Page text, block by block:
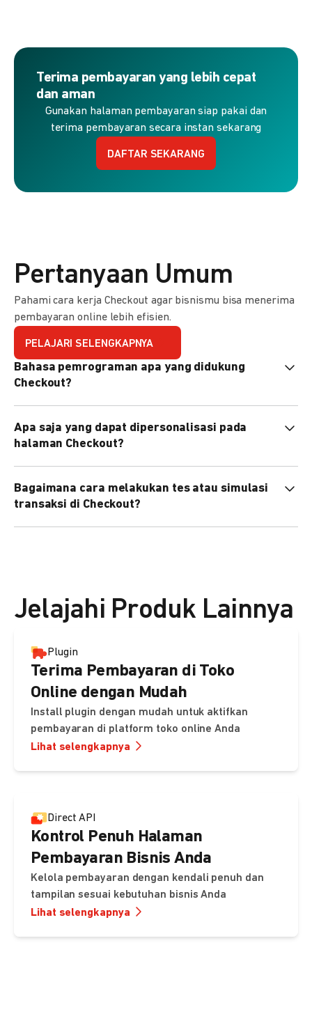
Terima pembayaran yang lebih cepat
dan aman
Gunakan halaman pembayaran siap pakai dan
terima pembayaran secara instan sekarang
DAFTAR SEKARANG
Pertanyaan Umum
Pahami cara kerja Checkout agar bisnismu bisa menerima
pembayaran online lebih efisien.
PELAJARI SELENGKAPNYA
Bahasa pemrograman apa yang didukung
Checkout?
PHP, Node.js, Go, dll).
Apa saja yang dapat dipersonalisasi pada
halaman Checkout?
preferensi bahasa, dan urutan metode pembayaran sesuai
kebutuhan brand Anda.
Bagaimana cara melakukan tes atau simulasi
transaksi di Checkout?
Jelajahi Produk Lainnya
Plugin
Terima Pembayaran di Toko
Online dengan Mudah
Install plugin dengan mudah untuk aktifkan
pembayaran di platform toko online Anda
Lihat selengkapnya
Direct API
Kontrol Penuh Halaman
Pembayaran Bisnis Anda
Kelola pembayaran dengan kendali penuh dan
tampilan sesuai kebutuhan bisnis Anda
Lihat selengkapnya